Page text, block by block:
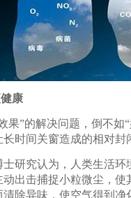
健康
”的解决问题，倒不如“
时间关窗造成的相对封
究认为，人类生活环
出击捕捉小粒微尘，
除异味，使空气得到